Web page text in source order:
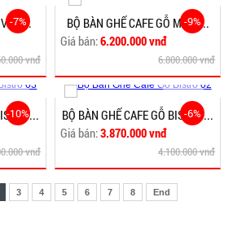
-7%
vnđ
-9%
BỘ BÀN GHẾ CAFE GỖ MONI...
Giá bán:6.200.000 vnđ
6.800.000 vnđ
-10%
vnđ
-6%
BỘ BÀN GHẾ CAFE GỖ BISTRO...
Giá bán:3.870.000 vnđ
4.100.000 vnđ
3 4 5 6 7 8 End